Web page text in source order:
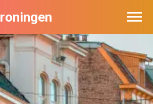
in Groningen